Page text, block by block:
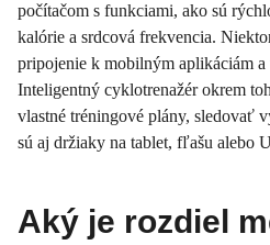
počítačom s funkciami, ako sú
kalórie a srdcová frekvencia.
pripojenie k mobilným aplikáciám
Inteligentný cyklotrenažér okrem
vlastné tréningové plány, sledovať
sú aj držiaky na tablet, fľašu alebo
Aký je rozdiel